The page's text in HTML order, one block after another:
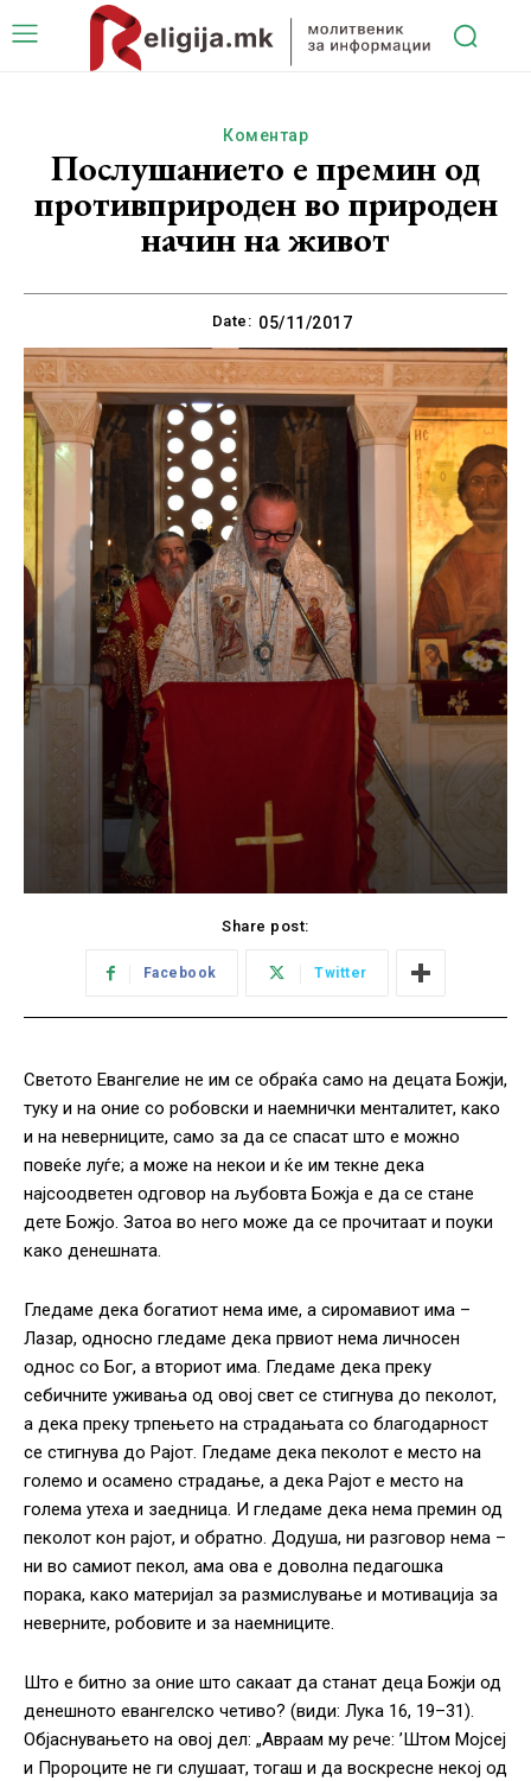
Коментар
Послушанието е премин од
противприроден во природен
начин на живот
Date: 05/11/2017
Share post:
Facebook Twitter
Светото Евангелие не им се обраќа само на децата Божји,
туку и на оние со робовски и наемнички менталитет, како
и на неверниците, само за да се спасат што е можно
повеќе луѓе; а може на некои и ќе им текне дека
најсоодветен одговор на љубовта Божја е да се стане
дете Божјо. Затоа во него може да се прочитаат и поуки
како денешната.
Гледаме дека богатиот нема име, а сиромавиот има –
Лазар, односно гледаме дека првиот нема личносен
однос со Бог, а вториот има. Гледаме дека преку
себичните уживања од овој свет се стигнува до пеколот,
а дека преку трпењето на страдањата со благодарност
се стигнува до Рајот. Гледаме дека пеколот е место на
големо и осамено страдање, а дека Рајот е место на
голема утеха и заедница. И гледаме дека нема премин од
пеколот кон рајот, и обратно. Додуша, ни разговор нема –
ни во самиот пекол, ама ова е доволна педагошка
порака, како материјал за размислување и мотивација за
неверните, робовите и за наемниците.
Што е битно за оние што сакаат да станат деца Божји од
денешното евангелско четиво? (види: Лука 16, 19–31).
Објаснувањето на овој дел: „Авраам му рече: ’Штом Мојсеј
и Пророците не ги слушаат, тогаш и да воскресне некој од